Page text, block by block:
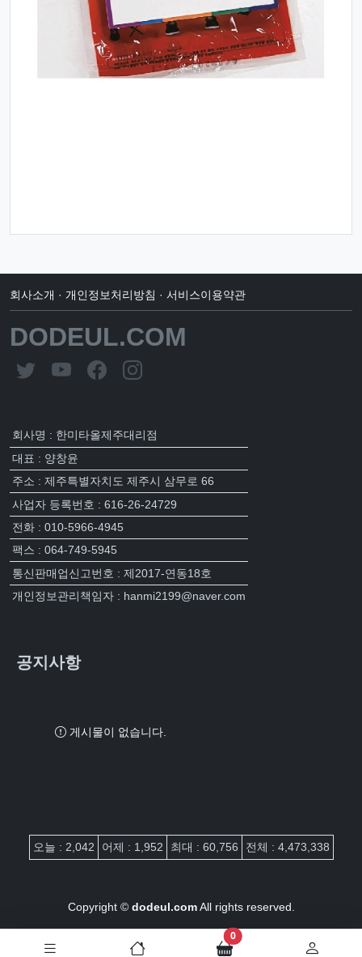
회사소개 · 개인정보처리방침 · 서비스이용약관
DODEUL.COM
회사명 : 한미타올제주대리점
대표 : 양창윤
주소 : 제주특별자치도 제주시 삼무로 66
사업자 등록번호 : 616-26-24729
전화 : 010-5966-4945
팩스 : 064-749-5945
통신판매업신고번호 : 제2017-연동18호
개인정보관리책임자 : hanmi2199@naver.com
공지사항
게시물이 없습니다.
접속자집계
오늘 : 2,042 어제 : 1,952 최대 : 60,756 전체 : 4,473,338
Copyright © dodeul.comAll rights reserved.
0장바구니 담은 개수